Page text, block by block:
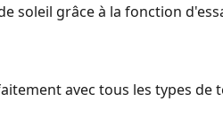
soleil grâce à la fonction
avec tous les types de